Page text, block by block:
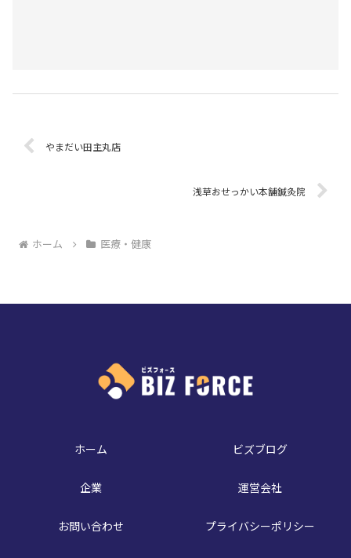
やまだい田主丸店
浅草おせっかい本舗鍼灸院
ホーム 医療・健康
ホーム ビズブログ
企業 運営会社
お問い合わせ プライバシーポリシー